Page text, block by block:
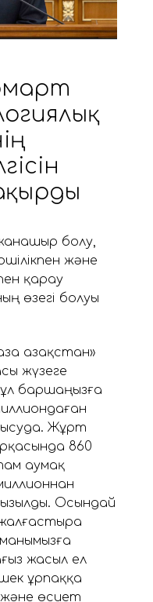
болу,
және
қарау
өзегі болуы
Қазақстан»
жүзеге
баршаңызға
Жұрт
860
аумақ
Осындай
жасыл ел
ұрпаққа
және өсиет